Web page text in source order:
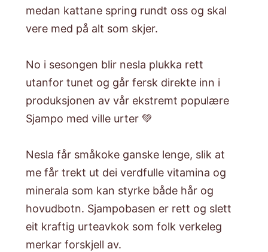
medan kattane spring rundt oss og skal
vere med på alt som skjer.
No i sesongen blir nesla plukka rett
utanfor tunet og går fersk direkte inn i
produksjonen av vår ekstremt populære
Sjampo med ville urter💚
Nesla får småkoke ganske lenge, slik at
me får trekt ut dei verdfulle vitamina og
minerala som kan styrke både hår og
hovudbotn. Sjampobasen er rett og slett
eit kraftig urteavkok som folk verkeleg
merkar forskjell av.